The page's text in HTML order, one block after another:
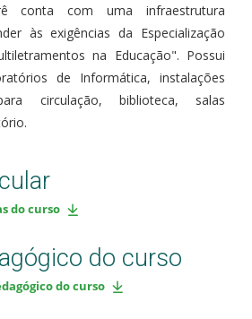
conta com uma infraestrutura
às exigências da Especialização
na Educação". Possui
de Informática, instalações
circulação, biblioteca, salas
do curso
do curso
do curso